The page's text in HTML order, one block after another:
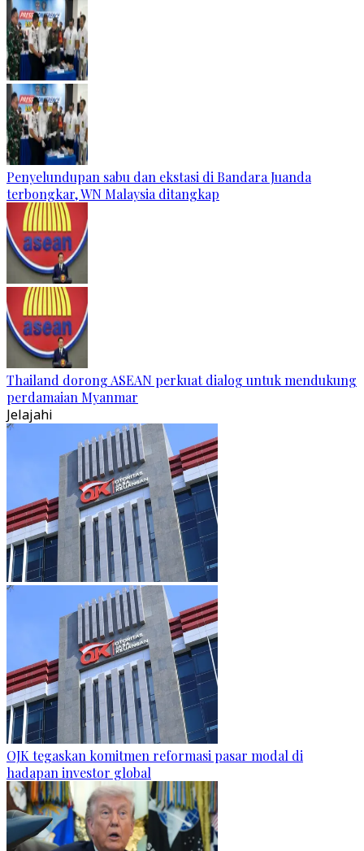
Penyelundupan sabu dan ekstasi di Bandara Juanda
terbongkar, WN Malaysia ditangkap
Thailand dorong ASEAN perkuat dialog untuk mendukung
perdamaian Myanmar
Jelajahi
OJK tegaskan komitmen reformasi pasar modal di
hadapan investor global